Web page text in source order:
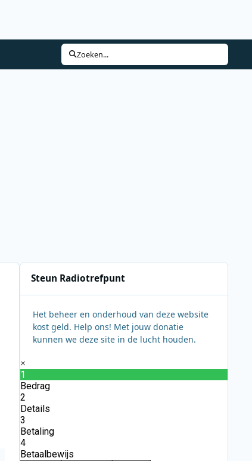
Zoeken...
Steun Radiotrefpunt
Het beheer en onderhoud van deze website
kost geld. Help ons! Met jouw donatie
kunnen we deze site in de lucht houden.